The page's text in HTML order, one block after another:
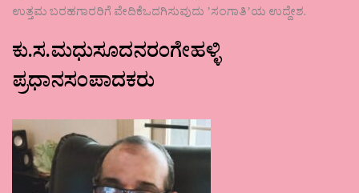
ಉತ್ತಮ ಬರಹಗಾರರಿಗೆ ವೇದಿಕೆಒದಗಿಸುವುದು ʼಸಂಗಾತಿʼಯ ಉದ್ದೇಶ.
ಕು.ಸ.ಮಧುಸೂದನರಂಗೇಹಳ್ಳಿ
ಪ್ರಧಾನಸಂಪಾದಕರು